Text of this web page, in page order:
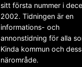
sitt första nummer i
2002. Tidningen är en
informations- och
annonstidning för alla
Kinda kommun och dess
närområde.